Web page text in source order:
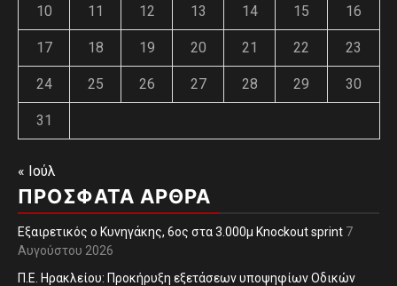
10 11 12 13 14 15 16
17 18 19 20 21 22 23
24 25 26 27 28 29 30
31
« Ιούλ
ΠΡΌΣΦΑΤΑ ΆΡΘΡΑ
Εξαιρετικός ο Κυνηγάκης, 6ος στα 3.000μ Knockout sprint 7
Αυγούστου 2026
Π.Ε. Ηρακλείου: Προκήρυξη εξετάσεων υποψηφίων Οδικών